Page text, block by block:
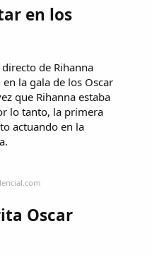
en los
de Rihanna
la gala de los Oscar
que Rihanna estaba
lo tanto, la primera
actuando en la
Oscar